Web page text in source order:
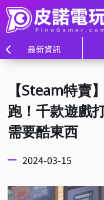
最新資訊
【Steam特賣
跑！千款遊戲
需要酷東西
2024-03-15